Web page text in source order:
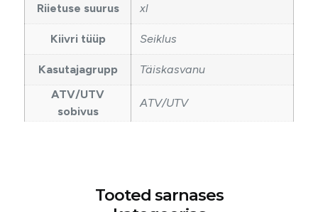
Riietuse suurus xl
Kiivri tüüp Seiklus
Kasutajagrupp
Täiskasvanu
ATV/UTV
sobivus
ATV/UTV
Tooted sarnases